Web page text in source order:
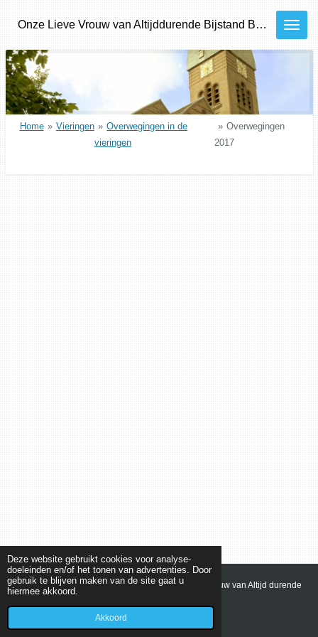
Deze website gebruikt cookies voor analyse-
doeleinden en/of het tonen van advertenties. Door
gebruik te blijven maken van de site gaat u
hiermee akkoord.
Akkoord
Ga
direct
naar
de
hoofdinhoud
OnzeLieveVrouw van Altijddurende BijstandBilthoven - Den Dolder - Bosch en Duin
Home » Vieringen » Overwegingen in de
vieringen
» Overwegingen
2017
© 2021 - 2022 olvbilthoven Onze Lieve Vrouw van Altijd durende